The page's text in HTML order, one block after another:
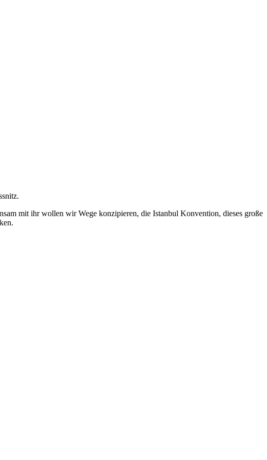
mit ihr wollen wir Wege konzipieren, die Istanbul Konvention, dieses große